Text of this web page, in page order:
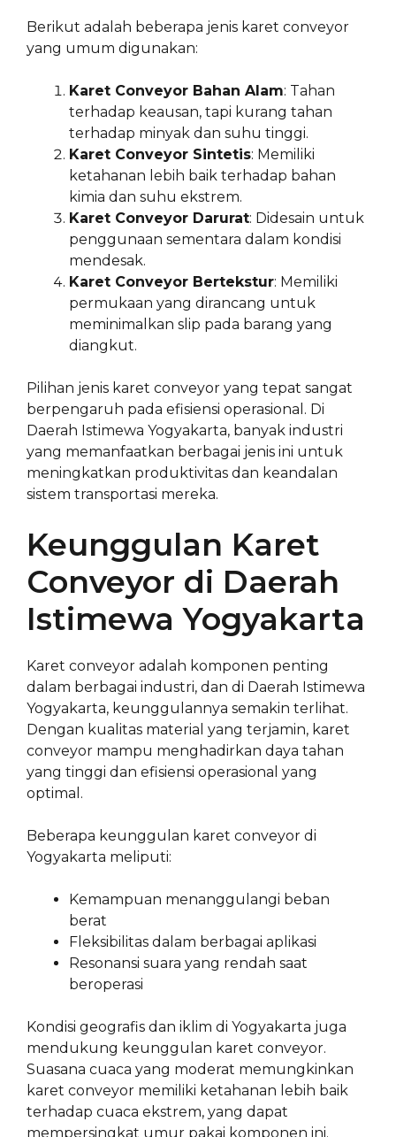
Berikut adalah beberapa jenis karet conveyor
yang umum digunakan:
Karet Conveyor Bahan Alam: Tahan
terhadap keausan, tapi kurang tahan
terhadap minyak dan suhu tinggi.
Karet Conveyor Sintetis: Memiliki
ketahanan lebih baik terhadap bahan
kimia dan suhu ekstrem.
Karet Conveyor Darurat: Didesain untuk
penggunaan sementara dalam kondisi
mendesak.
Karet Conveyor Bertekstur: Memiliki
permukaan yang dirancang untuk
meminimalkan slip pada barang yang
diangkut.
Pilihan jenis karet conveyor yang tepat sangat
berpengaruh pada efisiensi operasional. Di
Daerah Istimewa Yogyakarta, banyak industri
yang memanfaatkan berbagai jenis ini untuk
meningkatkan produktivitas dan keandalan
sistem transportasi mereka.
Keunggulan Karet
Conveyor di Daerah
Istimewa Yogyakarta
Karet conveyor adalah komponen penting
dalam berbagai industri, dan di Daerah Istimewa
Yogyakarta, keunggulannya semakin terlihat.
Dengan kualitas material yang terjamin, karet
conveyor mampu menghadirkan daya tahan
yang tinggi dan efisiensi operasional yang
optimal.
Beberapa keunggulan karet conveyor di
Yogyakarta meliputi:
Kemampuan menanggulangi beban
berat
Fleksibilitas dalam berbagai aplikasi
Resonansi suara yang rendah saat
beroperasi
Kondisi geografis dan iklim di Yogyakarta juga
mendukung keunggulan karet conveyor.
Suasana cuaca yang moderat memungkinkan
karet conveyor memiliki ketahanan lebih baik
terhadap cuaca ekstrem, yang dapat
mempersingkat umur pakai komponen ini.